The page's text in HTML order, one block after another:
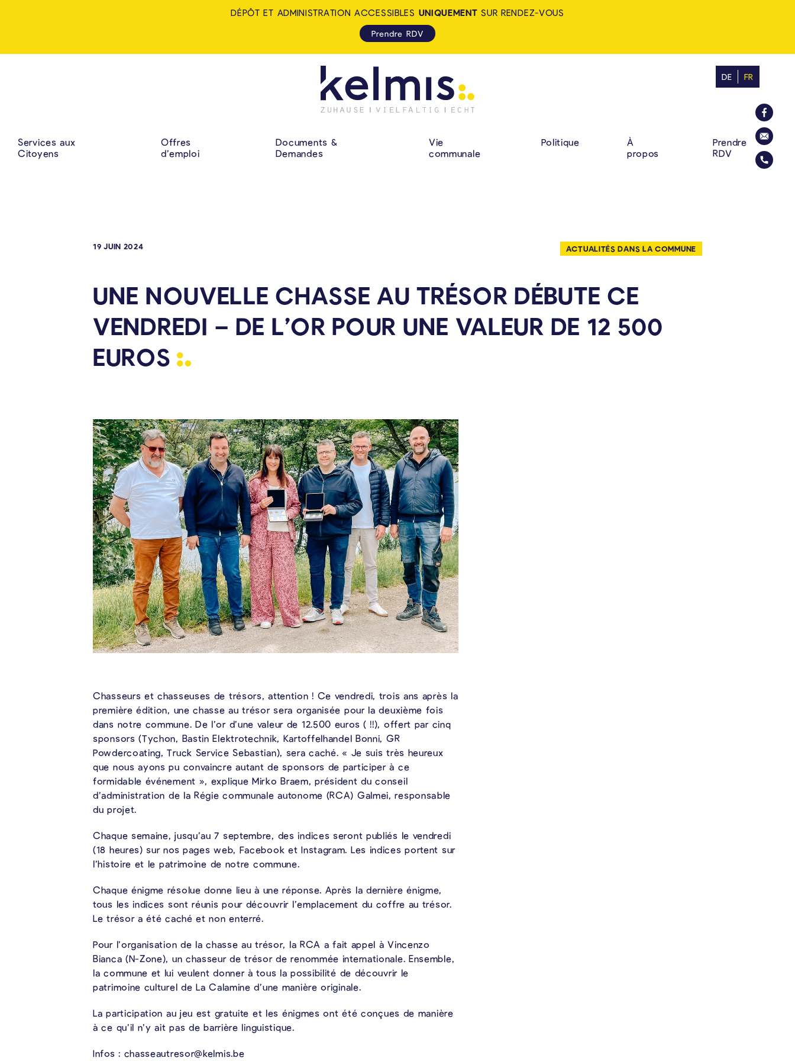
KELMIS - LA CALAMINE: ZUHAUSE.
NAVIGATION PRINCIPALE
Services aux
Citoyens
Offres
d’emploi
Documents &
Demandes
Vie
communale
Politique
À
propos
Prendre
RDV
DE FR
DÉPÔT ET ADMINISTRATION ACCESSIBLES UNIQUEMENT SUR RENDEZ-VOUS
Prendre RDV
19 JUIN 2024 ACTUALITÉS DANS LA COMMUNE
UNE NOUVELLE CHASSE AU TRÉSOR DÉBUTE CE
VENDREDI – DE L’OR POUR UNE VALEUR DE 12 500
EUROS
Chasseurs et chasseuses de trésors, attention ! Ce vendredi, trois ans après la
première édition, une chasse au trésor sera organisée pour la deuxième fois
dans notre commune. De l’or d’une valeur de 12.500 euros ( !!), offert par cinq
sponsors (Tychon, Bastin Elektrotechnik, Kartoffelhandel Bonni, GR
Powdercoating, Truck Service Sebastian), sera caché. « Je suis très heureux
que nous ayons pu convaincre autant de sponsors de participer à ce
formidable événement », explique Mirko Braem, président du conseil
d’administration de la Régie communale autonome (RCA) Galmei, responsable
du projet.
Chaque semaine, jusqu’au 7 septembre, des indices seront publiés le vendredi
(18 heures) sur nos pages web, Facebook et Instagram. Les indices portent sur
l’histoire et le patrimoine de notre commune.
Chaque énigme résolue donne lieu à une réponse. Après la dernière énigme,
tous les indices sont réunis pour découvrir l’emplacement du coffre au trésor.
Le trésor a été caché et non enterré.
Pour l’organisation de la chasse au trésor, la RCA a fait appel à Vincenzo
Bianca (N-Zone), un chasseur de trésor de renommée internationale. Ensemble,
la commune et lui veulent donner à tous la possibilité de découvrir le
patrimoine culturel de La Calamine d’une manière originale.
La participation au jeu est gratuite et les énigmes ont été conçues de manière
à ce qu’il n’y ait pas de barrière linguistique.
Infos : chasseautresor@kelmis.be
La
Envoyer